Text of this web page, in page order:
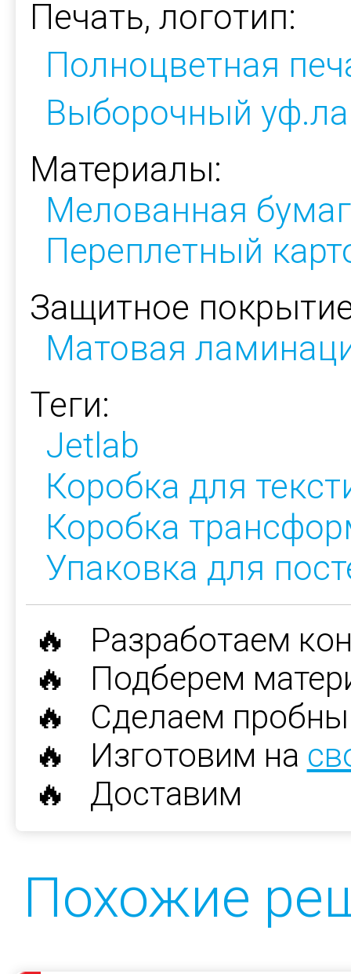
Печать, логотип:
Полноцветная
Выборочный
Материалы:
Мелованная
Переплетный
Защитное
Матовая
Теги:
Jetlab
Коробка для
Коробка
Упаковка для
🔥 Разработаем
🔥 Подберем
🔥 Сделаем
🔥 Изготовим на
🔥 Доставим
Похожие